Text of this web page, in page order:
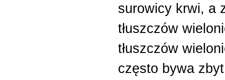
surowicy krwi, a
tłuszczów
tłuszczów
często bywa